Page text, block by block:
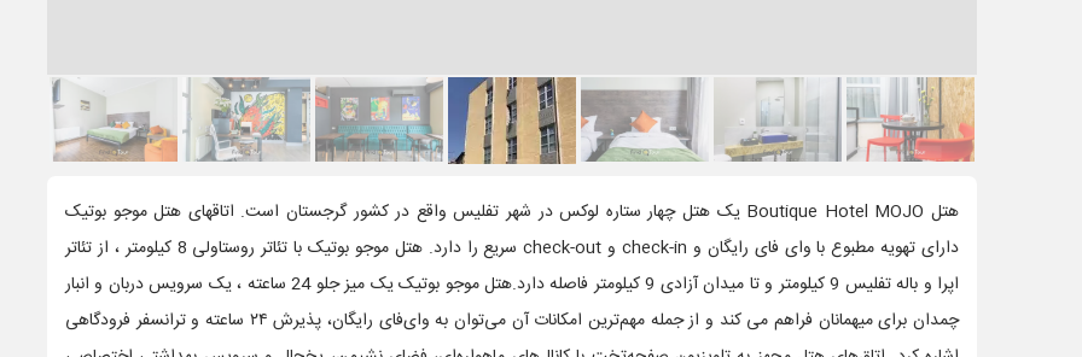
هتل Boutique Hotel MOJO یک هتل چهار ستاره لوکس در شهر تفلیس واقع در کشور گرجستان است. اتاقهای هتل موجو بوتیک
دارای تهویه مطبوع با وای فای رایگان و check-in و check-out سریع را دارد. هتل موجو بوتیک با تئاتر روستاولی 8 کیلومتر ، از تئاتر
اپرا و باله تفلیس 9 کیلومتر و تا میدان آزادی 9 کیلومتر فاصله دارد.هتل موجو بوتیک یک میز جلو 24 ساعته ، یک سرویس دربان و انبار
چمدان برای میهمانان فراهم می کند و از جمله مهم‌ترین امکانات آن می‌توان به وای‌فای رایگان، پذیرش ۲۴ ساعته و ترانسفر فرودگاهی